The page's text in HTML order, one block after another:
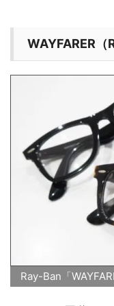
WAYFARER（
Ray-Ban「